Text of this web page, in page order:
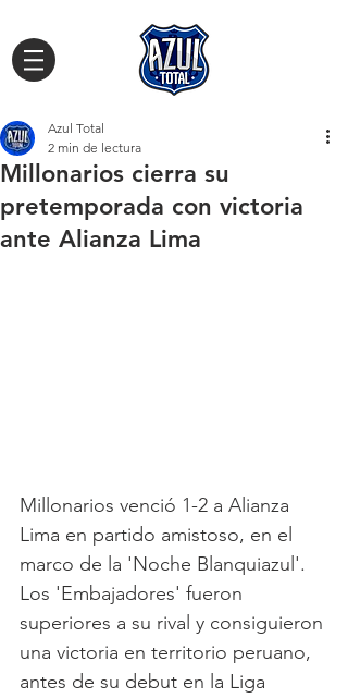
Millonarios cierra su
pretemporada con victoria
ante Alianza Lima
Azul Total
2 min de lectura
Millonarios venció 1-2 a Alianza
Lima en partido amistoso, en el
marco de la 'Noche Blanquiazul'.
Los 'Embajadores' fueron
superiores a su rival y consiguieron
una victoria en territorio peruano,
antes de su debut en la Liga